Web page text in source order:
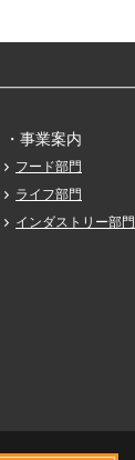
・事業案内
フード部門
ライフ部門
インダストリー部門